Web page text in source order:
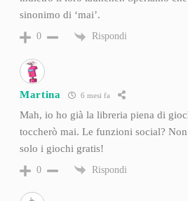
sinonimo di ‘mai’.
0 Rispondi
Martina 6 mesi fa
Mah, io ho già la libreria piena di
toccherò mai. Le funzioni social?
solo i giochi gratis!
0 Rispondi